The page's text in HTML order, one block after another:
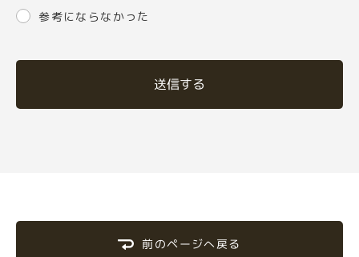
参考にならなかった
送信する
前のページへ戻る